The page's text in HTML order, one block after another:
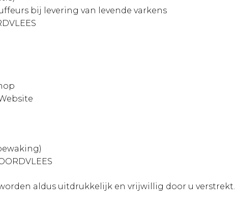
bij levering van levende varkens
aldus uitdrukkelijk en vrijwillig door u verstrekt.